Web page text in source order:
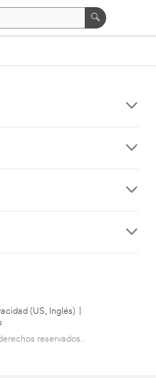
(US, Inglés)
reservados..